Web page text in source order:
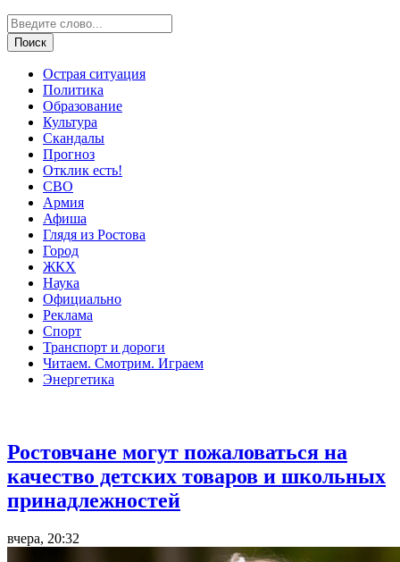
Острая ситуация
Политика
Образование
Культура
Скандалы
Прогноз
Отклик есть!
СВО
Армия
Афиша
Глядя из Ростова
Город
ЖКХ
Наука
Официально
Реклама
Спорт
Транспорт и дороги
Читаем. Смотрим. Играем
Энергетика
Ростовчане могут пожаловаться на
качество детских товаров и школьных
принадлежностей
вчера, 20:32